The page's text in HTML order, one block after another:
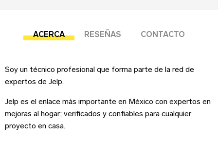
ACERCA RESEÑAS CONTACTO
Soy un técnico profesional que forma parte de la red de
expertos de Jelp.
Jelp es el enlace más importante en México con expertos en
mejoras al hogar; verificados y confiables para cualquier
proyecto en casa.
¡Suscríbete!
Correo Electrónico
Teléfono Iniciar sesión